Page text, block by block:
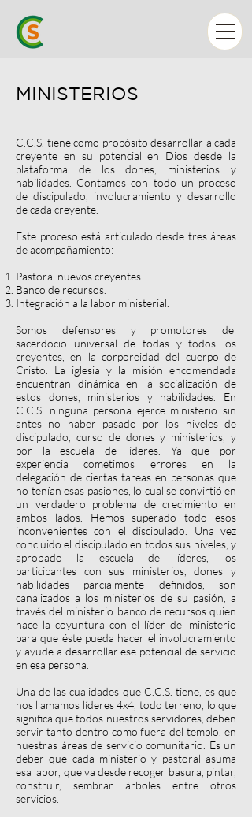
MINISTERIOS
C.C.S. tiene como propósito desarrollar a cada
creyente en su potencial en Dios desde la
plataforma de los dones, ministerios y
habilidades. Contamos con todo un proceso
de discipulado, involucramiento y desarrollo
de cada creyente.
Este proceso está articulado desde tres áreas
de acompañamiento:
Pastoral nuevos creyentes.
Banco de recursos.
Integración a la labor ministerial.
Somos defensores y promotores del
sacerdocio universal de todas y todos los
creyentes, en la corporeidad del cuerpo de
Cristo. La iglesia y la misión encomendada
encuentran dinámica en la socialización de
estos dones, ministerios y habilidades. En
C.C.S. ninguna persona ejerce ministerio sin
antes no haber pasado por los niveles de
discipulado, curso de dones y ministerios, y
por la escuela de líderes. Ya que por
experiencia cometimos errores en la
delegación de ciertas tareas en personas que
no tenían esas pasiones, lo cual se convirtió en
un verdadero problema de crecimiento en
ambos lados. Hemos superado todo esos
inconvenientes con el discipulado. Una vez
concluido el discipulado en todos sus niveles, y
aprobado la escuela de líderes, los
participantes con sus ministerios, dones y
habilidades parcialmente definidos, son
canalizados a los ministerios de su pasión, a
través del ministerio banco de recursos quien
hace la coyuntura con el líder del ministerio
para que éste pueda hacer el involucramiento
y ayude a desarrollar ese potencial de servicio
en esa persona.
Una de las cualidades que C.C.S. tiene, es que
nos llamamos líderes 4x4, todo terreno, lo que
significa que todos nuestros servidores, deben
servir tanto dentro como fuera del templo, en
nuestras áreas de servicio comunitario. Es un
deber que cada ministerio y pastoral asuma
esa labor, que va desde recoger basura, pintar,
construir, sembrar árboles entre otros
servicios.